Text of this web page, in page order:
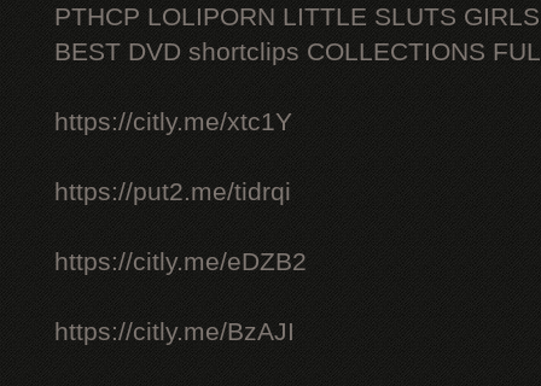
PTHCP LOLIPORN LITTLE SLUTS
BEST DVD shortclips COLLECTIONS
https://citly.me/xtc1Y
https://put2.me/tidrqi
https://citly.me/eDZB2
https://citly.me/BzAJI